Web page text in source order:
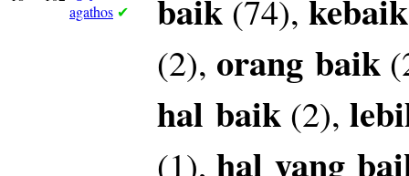
agathos ✔ baik (74),
(2), orang baik
hal baik (2),
(1), hal yang